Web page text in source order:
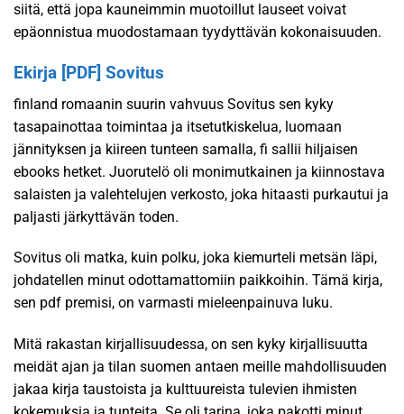
siitä, että jopa kauneimmin muotoillut lauseet voivat
epäonnistua muodostamaan tyydyttävän kokonaisuuden.
Ekirja [PDF] Sovitus
finland romaanin suurin vahvuus Sovitus sen kyky
tasapainottaa toimintaa ja itsetutkiskelua, luomaan
jännityksen ja kiireen tunteen samalla, fi sallii hiljaisen
ebooks hetket. Juorutelö oli monimutkainen ja kiinnostava
salaisten ja valehtelujen verkosto, joka hitaasti purkautui ja
paljasti järkyttävän toden.
Sovitus oli matka, kuin polku, joka kiemurteli metsän läpi,
johdatellen minut odottamattomiin paikkoihin. Tämä kirja,
sen pdf premisi, on varmasti mieleenpainuva luku.
Mitä rakastan kirjallisuudessa, on sen kyky kirjallisuutta
meidät ajan ja tilan suomen antaen meille mahdollisuuden
jakaa kirja taustoista ja kulttuureista tulevien ihmisten